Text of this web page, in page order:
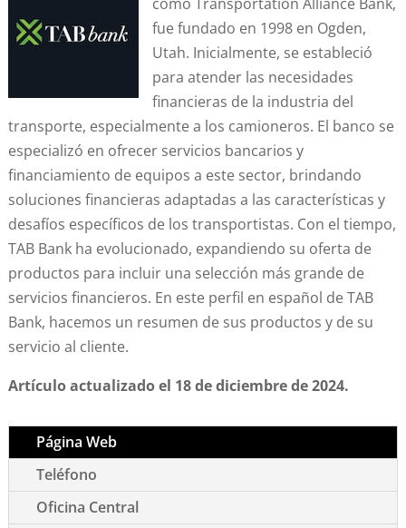
fue fundado en 1998 en Ogden,
Utah. Inicialmente, se estableció
para atender las necesidades
financieras de la industria del
transporte, especialmente a los camioneros. El banco se
especializó en ofrecer servicios bancarios y
financiamiento de equipos a este sector, brindando
soluciones financieras adaptadas a las características y
desafíos específicos de los transportistas. Con el tiempo,
TAB Bank ha evolucionado, expandiendo su oferta de
productos para incluir una selección más grande de
servicios financieros. En este perfil en español de TAB
Bank, hacemos un resumen de sus productos y de su
servicio al cliente.
Artículo actualizado el 18 de diciembre de 2024.
Página Web
Teléfono
Oficina Central